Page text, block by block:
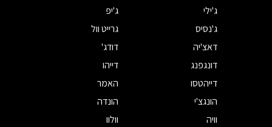
ג'ילי
ג'יפ
ג'נסיס
גרייט וול
דאצ'יה
דודג'
דונגפנג
דייהו
דייהטסו
האמר
הונגצ'י
הונדה
וויה
וולוו